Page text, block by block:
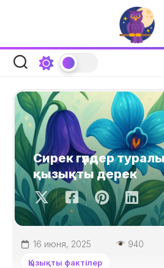
Сирек гүлдер
қызықты дерек
16 июня, 2025 940
Қызықты фактілер